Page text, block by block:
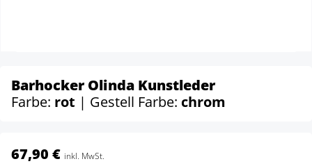
Barhocker Olinda Kunstleder
Farbe: rot | Gestell Farbe: chrom
67,90 € inkl. MwSt.